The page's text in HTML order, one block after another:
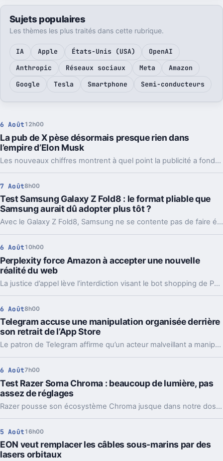
Sujets populaires
Les thèmes les plus traités dans cette rubrique.
IA Apple États-Unis (USA)
OpenAI
Anthropic
Réseaux sociaux Meta
Amazon
Google
Tesla Smartphone Semi-conducteurs
6 Août 12h00
La pub de X pèse désormais presque rien dans
l’empire d’Elon Musk
Les nouveaux chiffres montrent à quel point la publicité a fondu sur X depuis 2022. Et même en légère hausse sur un trimestre, elle pèse peu dans l’ensemble.
7 Août8h00
Test Samsung Galaxy Z Fold8 : le format pliable que
Samsung aurait dû adopter plus tôt ?
Avec le Galaxy Z Fold8, Samsung ne se contente pas de faire évoluer son smartphone pliable : il change complètement sa philosophie avec un appareil plus court, plus large et étonnamment compact. Un choix qui fonctionne particulièrement bien au quotidien, même si les concessions faites sur la photo et l’autonomie sont difficiles à ignorer sur un smartphone vendu à partir de 1 999 euros.
6 Août 10h00
Perplexity force Amazon à accepter une nouvelle
réalité du web
La justice d’appel lève l’interdiction visant le bot shopping de Perplexity sur Amazon. Une victoire nette, mais loin d’être la fin du match.
6 Août8h00
Telegram accuse une manipulation organisée derrière
son retrait de l’App Store
Le patron de Telegram affirme qu’un acteur malveillant a manipulé les signalements pour faire retirer l’app par Apple. Un précédent qui inquiète vraiment.
6 Août7h00
Test Razer Soma Chroma : beaucoup de lumière, pas
assez de réglages
Razer pousse son écosystème Chroma jusque dans notre dos avec la Soma Chroma, une chaise gaming bardée de RGB et proposée à 529,99 euros. Spectaculaire dans un setup, confortable au quotidien, elle nous laisse pourtant un sentiment mitigé face à une ergonomie étonnamment peu personnalisable à ce niveau de prix.
5 Août 16h00
EON veut remplacer les câbles sous-marins par des
lasers orbitaux